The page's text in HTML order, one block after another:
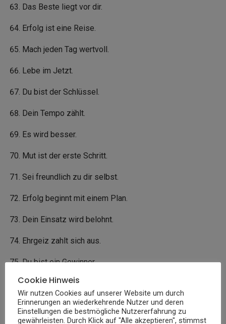
Das Beste liegt vor dir.
Erfolg ist eine Reise.
Mach jeden Tag wertvoll.
Lebe im Jetzt.
Du bist der Schlüssel.
Dein Tempo zählt.
Es wird besser.
Mut ist der erste Schritt.
Sei freundlich zu dir selbst.
Erfolg beginnt mit einem Plan.
Dein Einsatz wird belohnt.
Ehrgeiz zahlt sich aus.
Du bist ein Gewinner.
Nimm dir Zeit für dich.
Es ist nie zu spät.
Cookie Hinweis
Wir nutzen Cookies auf unserer Website um durch
Erinnerungen an wiederkehrende Nutzer und deren
Einstellungen die bestmögliche Nutzererfahrung zu
gewährleisten. Durch Klick auf "Alle akzeptieren", stimmst